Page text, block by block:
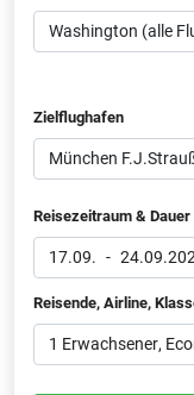
Zielflughafen
Reisezeitraum & Dauer
17.09. -
Reisende, Airline,
1 Erwachsener,